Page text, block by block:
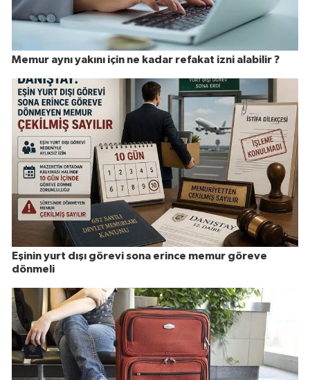
Memur aynı yakını için ne kadar refakat izni alabilir ?
Eşinin yurt dışı görevi sona erince memur göreve
dönmeli